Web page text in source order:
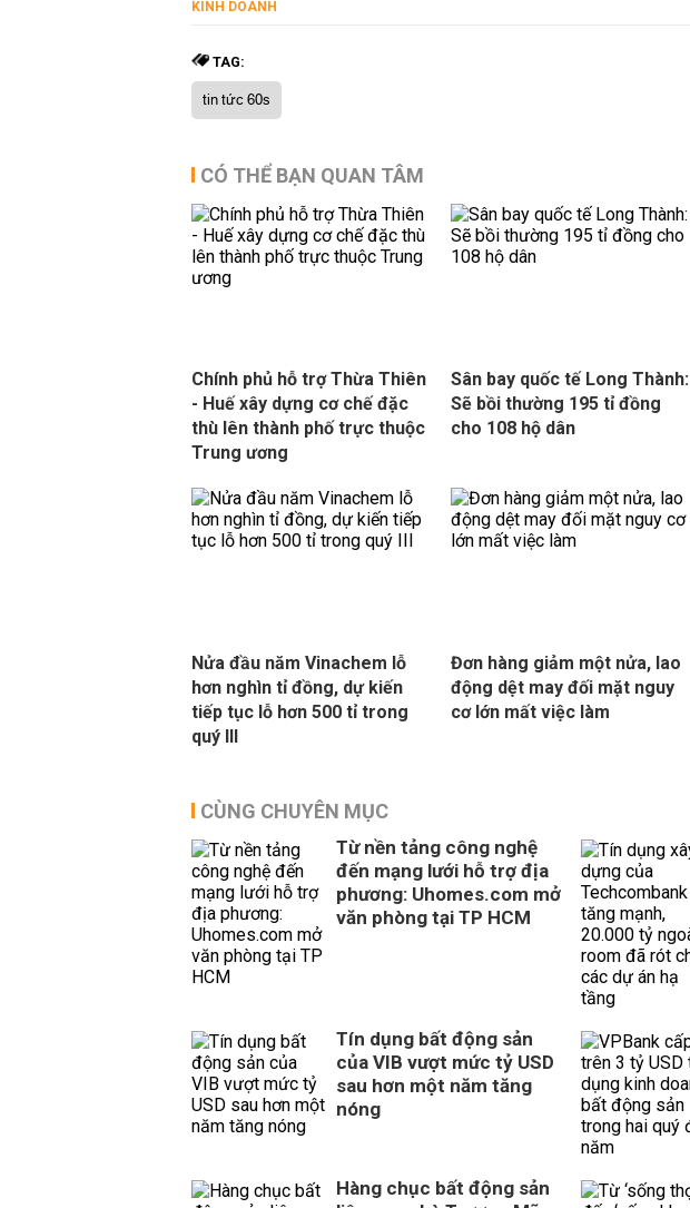
KINH DOANH
TAG:
tin tức 60s
CÓ THỂ BẠN QUAN TÂM
Chính phủ hỗ trợ Thừa Thiên
- Huế xây dựng cơ chế đặc
thù lên thành phố trực thuộc
Trung ương
Sân bay quốc tế Long Thành:
Sẽ bồi thường 195 tỉ đồng
cho 108 hộ dân
Nửa đầu năm Vinachem lỗ
hơn nghìn tỉ đồng, dự kiến
tiếp tục lỗ hơn 500 tỉ trong
quý III
Đơn hàng giảm một nửa, lao
động dệt may đối mặt nguy
cơ lớn mất việc làm
CÙNG CHUYÊN MỤC
Từ nền tảng công nghệ
đến mạng lưới hỗ trợ địa
phương: Uhomes.com mở
văn phòng tại TP HCM
Tín dụng bất động sản
của VIB vượt mức tỷ USD
sau hơn một năm tăng
nóng
Hàng chục bất động sản